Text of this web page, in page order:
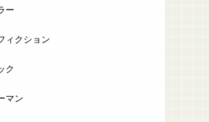
ー
ィクション
ク
マン